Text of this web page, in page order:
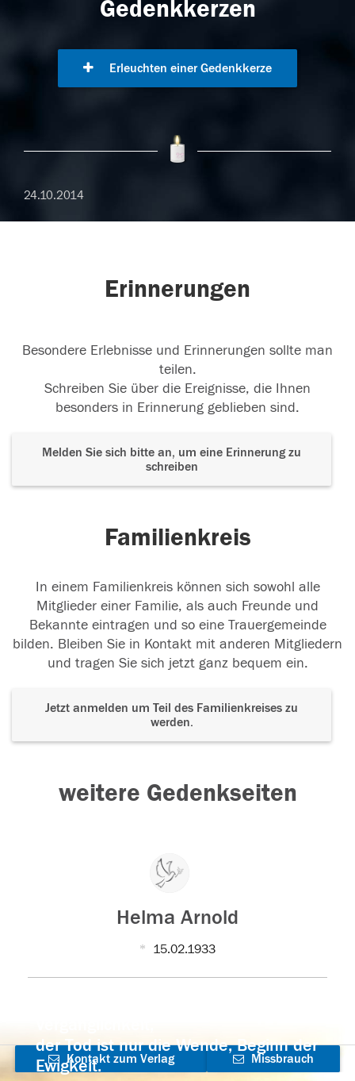
Gedenkkerzen
Erleuchten einer Gedenkkerze
24.10.2014
Erinnerungen
Besondere Erlebnisse und Erinnerungen sollte man
teilen.
Schreiben Sie über die Ereignisse, die Ihnen
besonders in Erinnerung geblieben sind.
Melden Sie sich bitte an, um eine Erinnerung zu
schreiben
Familienkreis
In einem Familienkreis können sich sowohl alle
Mitglieder einer Familie, als auch Freunde und
Bekannte eintragen und so eine Trauergemeinde
bilden. Bleiben Sie in Kontakt mit anderen Mitgliedern
und tragen Sie sich jetzt ganz bequem ein.
Jetzt anmelden um Teil des Familienkreises zu
werden.
weitere Gedenkseiten
Helma Arnold
15.02.1933
der Tod ist nur die Wende, Beginn der
Ewigkeit.
Kontakt zum Verlag
Missbrauch